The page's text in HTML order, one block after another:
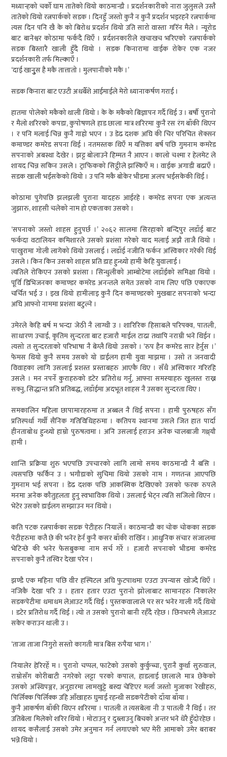
मध्यान्हको चर्को घाम तातेको थियो काठमान्डौ । प्रदर्शनकारीको नारा जुलुसले उस्तै
तातेको थियो रत्नपार्कको सडक । दिनहुँ जस्तो कुनै न कुनै प्रदर्शन भइरहने रत्नपार्कमा
त्यस दिन पनि खै के को बिरोध प्रदर्शन थियो उति सारो वास्ता गरिँन मैले । न्यूरोड
बाट बानेश्वर कोठामा फर्कदै थिएँ । प्रर्दशनकारीले खचाखच भरिएको रत्नपार्कको
सडक बिस्तारै खाली हुँदै थियो । सडक किनारामा वाईक रोकेर एक नजर
प्रदर्शनकारी तर्फ मिल्काएँ ।
‘दाई खानुुस है मकै तात्तातो । मुलपानीको मकै ।’
सडक किनारा बाट एउटी अधबैँशे आईमाईले मेरो ध्यानाकर्षण गराई ।
हातमा पोलेको मकैको थाली थियो । के के मकैको बिज्ञापन गर्दै थिई उ । बर्षौ पुरानो
र मैलो शरिरको कपडा, कुपोषणले हाड छाला मात्र शरिरमा कुनै रस रंग बाँकी थिएन
। र पनि मलाई चिन्न कुनै गाह्रो भएन । उ डेढ दशक अघि की चिर परिचित सेक्सन
कमाण्डर कमरेड सपना थिई । नतमस्तक थिएँ म यत्तिका बर्ष पछि गुमनाम कमरेड
सपनाको अबस्था देखेर । झट्ट बोलाउने हिम्मत नै आएन । कालो चश्मा र हेलमेट ले
शायद चिन्न सकिन उसले । ट्राफिकको सिट्ठीले झस्किएँ म । वाईक अगाडी बढाएँ ।
सडक खाली भईसकेको थियो । उ पनि मकै बोकेर भीडमा अलप भईसकेकी थिई ।
कोठामा पुगेपछि झलझली पुराना यादहरु आईरहे । कमरेड सपना एक अत्यन्त
जुझारु, शाहसी चलेको नाम हो एकताका उसको ।
‘सपनाको जस्तो शाहस हुनुपर्छ ।’ २०६२ सालमा सिरहाको बन्दिपुर लडाँई बाट
फर्कदा वटालियन कमिशारले उसको प्रशंसा गरेको याद मलाई अझै ताजै थियो ।
पाखुरामा गोली लागेको थियो उसलाई । लडाँई नजीति फर्कन अस्विकार गरेकी थिई
उसले । किन किन उसको शाहस प्रति डाह हुन्थ्यो हामी केहि युवालाई ।
त्यतिले रोकिएन उसको प्रशंसा । सिन्धुलीको आम्बोटेमा लडाँईको समिक्षा थियो ।
पूर्वि डिभिजनका कमाण्डर कमरेड अनन्तले समेत उसको नाम लिए पछि एकाएक
चर्चित भई उ । इख थियो हामीलाइ कुनै दिन कमाण्डरको मुखबाट सपनाको भन्दा
अघि आफ्नो नाममा प्रशंसा बटुल्ने ।
उमेरले केहि बर्ष म भन्दा जेठी नै लाग्थी उ । शारिरिक हिसाबले परिपक्व, पातली,
साधारण उचाई, कृतिम सुन्दरता बाट हजारौ माईल टाढा तथापि नराम्री भने थिईन ।
त्यसो त सुन्दरताको परिभाषा नै बेग्लै थियो उसको । ‘रुप हैन कमरेड सार हेर्नुस ।’
फेमस थियो कुनै समय उसको यो डाईलग हामी युवा माझमा । उसो त जनवादी
विवाहका लागि उसलाई प्रशस्त प्रस्ताबहरु आएकै थिए । सँधै अस्विकार गरिरहि
उसले । मन नपर्ने कुराहरुको डटेर प्रतिरोध गर्नु, आफ्ना समस्याहरु खुलस्त राख्न
सक्नु, सिद्धान्त प्रति प्रतिबद्ध, लडाँईमा अदभूत शाहस नै उसका सुन्दरता थिए ।
समकालिन महिला छापामारहरुमा त अब्बल नै थिई सपना । हामी पुरुषहरु सँग
प्रतिस्पर्धा गर्थी सैनिक गतिविधिहरुमा । कतिपय स्थानमा उसले जित हात पार्दा
हीनताबोध हुन्थ्यो हाम्रो पुरुषत्वमा । अनि उसलाई हराउन अनेक चालबाजी गथ्र्यौ
हामी ।
शान्ति प्रक्रिया शुरु भएपछि उपचारको लागि लामो समय काठमान्डौ नै बसि ।
त्यसपछि फर्किन उ । भगौडाको सुचिमा थियो उसको नाम । गणतन्त्र आएपछि
गुमनाम भई सपना । डेढ दशक पछि आकस्मिक देखिएको उसको फरक रुपले
मनमा अनेक कौतुहलता हुनु स्वभाविक थियो । उसलाई भेट्न त्यति सजिलो थिएन ।
भेटेर उसको डाईलग सम्झाउन मन थियो ।
कति पटक रत्नपार्कका सडक पेटीहरु नियालेँ । काठमान्डौ का चोक चोकका सडक
पेटीहरुमा कतै छे की भनेर हेर्न कुनै कसर बाँकी राखिँन । आधुनिक संचार संजालमा
भेटिन्छे की भनेर फेसबुकमा नाम सर्च गरेँ । हजारौ सपनाको भीडमा कमरेड
सपनाको कुनै तस्विर देखा परेन ।
झण्डै एक महिना पछि वीर हस्पिटल अघि फुटपाथमा एउटा उपन्यास खोज्दै थिएँ ।
नजिकै देखा परि उ । हतार हतार एउटा पुरानो झोलाबाट सामानहरु निकालेर
सडकपेटीमा धमाधम लेआउट गर्दै थिई । पुस्तकवालाले पर सर भनेर गाली गर्दै थियो
। डटेर प्रतिरोध गर्दै थिई । त्यो त उसको पुरानो बानी रहँदै रहेछ । छिनभरमै लेआउट
सकेर कराउन थाली उ ।
‘ताजा ताजा निगुरो सस्तो कागती मात्र बिस रुपैया भाग ।’
नियालेर हेरिरहेँ म । पुरानो चप्पल, फाटेको उसको कुर्कुच्चा, पुरानै कुर्था सुरुवाल,
राम्रोसँग कोरीबाटी नगरेको लट्टा परको कपाल, हाडलाई छालाले मात्र छेकेको
उसको अस्थिपञ्जर, अनुहारमा लामखुट्टे बस्दा चेप्टिएर मर्ला जस्तो मुजाका रेखीहरु,
पिर्लिक्क पिर्लिक्क उहि आँखाहरु घुमाई रहन्थी सडकपेटीको दाँया बाँया ।
कुनै आकर्षण बाँकी थिएन शरिरमा । पातली त त्यसबेला नी उ पातली नै थिई । तर
उतिबेला मिलेको शरिर थियो । मोटाउनु र दुब्लाउनु बिचको अन्तर भने धेरै हुँदोरहेछ ।
शायद कसैलाई उसको उमेर अनुमान गर्न लगाएको भए मेरी आमाको उमेर बराबर
भन्ने थियो ।